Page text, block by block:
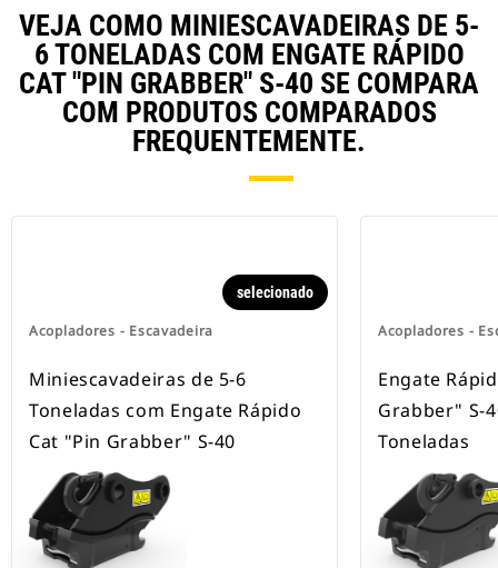
VEJA COMO MINIESCAVADEIRAS DE 5-
6 TONELADAS COM ENGATE RÁPIDO
CAT "PIN GRABBER" S-40 SE COMPARA
COM PRODUTOS COMPARADOS
FREQUENTEMENTE.
Acopladores - Escavadeira
selecionado
Miniescavadeiras de 5-6
Toneladas com Engate Rápido
Cat "Pin Grabber" S-40
Acopladores -
Engate
Grabber" S-
Toneladas